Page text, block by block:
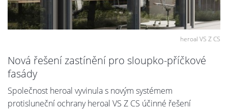
heroal VS Z CS
Nová řešení zastínění pro sloupko-příčkové
fasády
Společnost heroal vyvinula s novým systémem
protisluneční ochrany heroal VS Z CS účinné řešení